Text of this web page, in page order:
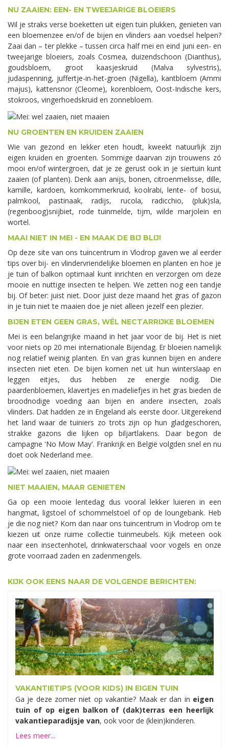
NU ZAAIEN: EEN- EN TWEEJARIGE BLOEIERS
Wil je straks verse boeketten uit eigen tuin plukken, genieten van
een bloemenzee en/of de bijen en vlinders aan voedsel helpen?
Zaai dan – ter plekke – tussen circa half mei en eind juni een- en
tweejarige bloeiers, zoals Cosmea, duizendschoon (Dianthus),
goudsbloem, groot kaasjeskruid (Malva sylvestris),
judaspenning, juffertje-in-het-groen (Nigella), kantbloem (Ammi
majus), kattensnor (Cleome), korenbloem, Oost-Indische kers,
stokroos, vingerhoedskruid en zonnebloem.
NU GROENTEN EN KRUIDEN ZAAIEN
Wie van gezond en lekker eten houdt, kweekt natuurlijk zijn
eigen kruiden en groenten. Sommige daarvan zijn trouwens zó
mooi en/of wintergroen, dat je ze gerust ook in je siertuin kunt
zaaien (of planten). Denk aan anijs, bonen, citroenmelisse, dille,
kamille, kardoen, komkommerkruid, koolrabi, lente- of bosui,
palmkool, pastinaak, radijs, rucola, radicchio, (pluk)sla,
(regenboog)snijbiet, rode tuinmelde, tijm, wilde marjolein en
wortel.
MAAI NIET IN MEI - EN MAAK DE BIJ BLIJ!
Op deze site van ons tuincentrum in Vlodrop gaven we al eerder
tips over bij- en vlindervriendelijke bloemen en planten en hoe je
je tuin of balkon optimaal kunt inrichten en verzorgen om deze
mooie en nuttige insecten te helpen. We zetten nog een tandje
bij. Of beter: juist niet. Door juist deze maand het gras of gazon
in je tuin niet te maaien doe je niet alleen jezelf een plezier.
BIJEN ETEN GEEN GRAS, WÉL NECTARRIJKE BLOEMEN
Mei is een belangrijke maand in het jaar voor de bij. Het is niet
voor niets op 20 mei internationale Bijendag. Er bloeien namelijk
nog relatief weinig planten. En van gras kunnen bijen en andere
insecten niet eten. De bijen komen net uit hun winterslaap en
leggen eitjes, dus hebben ze energie nodig. Die
paardenbloemen, klavertjes en madeliefjes in het gras bieden de
broodnodige voeding aan bijen en andere insecten, zoals
vlinders. Dat hadden ze in Engeland als eerste door. Uitgerekend
het land waar de tuiniers zo trots zijn op hun gladgeschoren,
strakke gazons die lijken op biljartlakens. Daar begon de
campagne 'No Mow May'. Frankrijk en België volgden snel en nu
doet ook Nederland mee.
NIET MAAIEN, MAAR GENIETEN
Ga op een mooie lentedag dus vooral lekker luieren in een
hangmat, ligstoel of schommelstoel of op de loungebank. Heb
je die nog niet? Kom dan naar ons tuincentrum in Vlodrop om te
kiezen uit onze ruime collectie tuinmeubels. Kijk meteen ook
naar een insectenhotel, drinkwaterschaal voor vogels en onze
grote voorraad zaden en zadenmengels.
KIJK OOK EENS NAAR DE VOLGENDE BERICHTEN:
VAKANTIETIPS (VOOR KIDS) IN EIGEN TUIN
Ga je deze zomer niet op vakantie? Maak er dan in eigen
tuin of op eigen balkon of (dak)terras een heerlijk
vakantieparadijsje van, ook voor de (klein)kinderen.
Lees meer...